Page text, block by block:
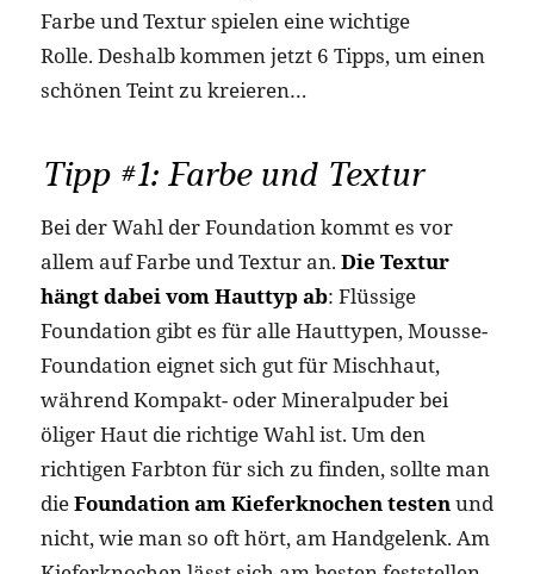
Farbe und Textur spielen eine wichtige
Rolle. Deshalb kommen jetzt 6 Tipps, um einen
schönen Teint zu kreieren…
Tipp #1: Farbe und Textur
Bei der Wahl der Foundation kommt es vor
allem auf Farbe und Textur an. Die Textur
hängt dabei vom Hauttyp ab: Flüssige
Foundation gibt es für alle Hauttypen, Mousse-
Foundation eignet sich gut für Mischhaut,
während Kompakt- oder Mineralpuder bei
öliger Haut die richtige Wahl ist. Um den
richtigen Farbton für sich zu finden, sollte man
dieFoundation am Kieferknochen testenund
nicht, wie man so oft hört, am Handgelenk. Am